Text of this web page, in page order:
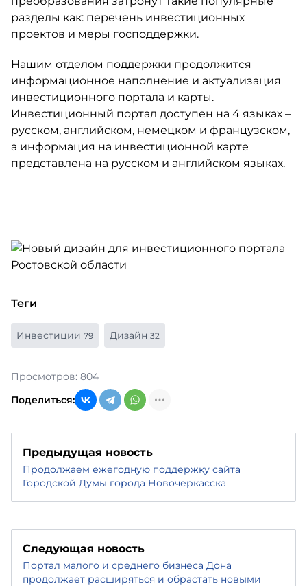
разделы как: перечень инвестиционных
проектов и меры господдержки.
Нашим отделом поддержки продолжится
информационное наполнение и актуализация
инвестиционного портала и карты.
Инвестиционный портал доступен на 4 языках –
русском, английском, немецком и французском,
а информация на инвестиционной карте
представлена на русском и английском языках.
Теги
Инвестиции 79 Дизайн 32
Просмотров: 804
Поделиться:
Предыдущая новость
Продолжаем ежегодную поддержку сайта
Городской Думы города Новочеркасска
Следующая новость
Портал малого и среднего бизнеса Дона
продолжает расширяться и обрастать новыми